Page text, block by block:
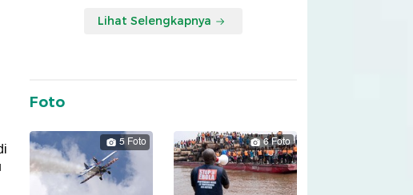
Lihat Selengkapnya
Foto
5 Foto 6 Foto